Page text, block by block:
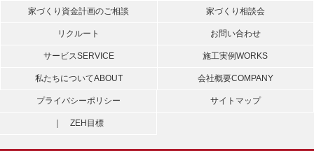
家づくり資金計画のご相談 家づくり相談会
リクルート お問い合わせ
サービスSERVICE 施工実例WORKS
私たちについてABOUT 会社概要COMPANY
プライバシーポリシー サイトマップ
｜ ZEH目標